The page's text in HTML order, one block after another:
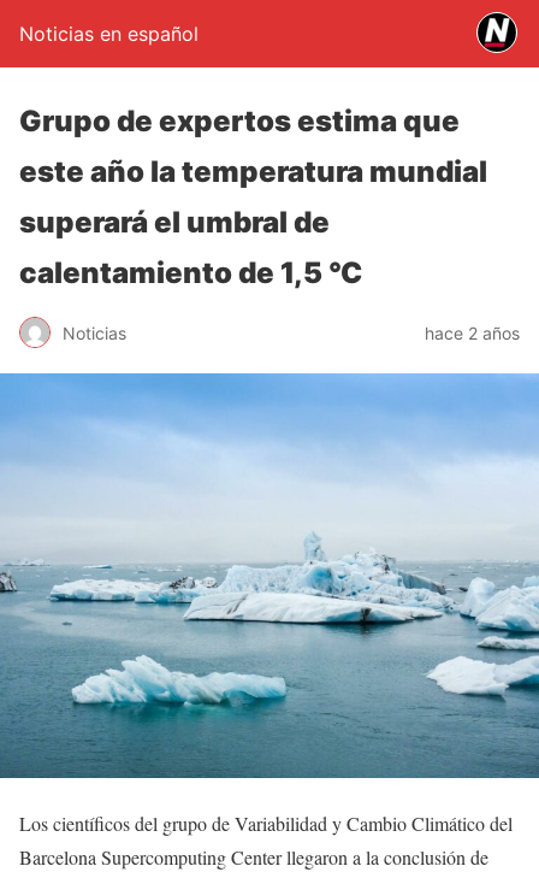
Noticias en español
Grupo de expertos estima que
este año la temperatura mundial
superará el umbral de
calentamiento de 1,5 °C
Noticias hace 2 años
Los científicos del grupo de Variabilidad y Cambio Climático del
Barcelona Supercomputing Center llegaron a la conclusión de